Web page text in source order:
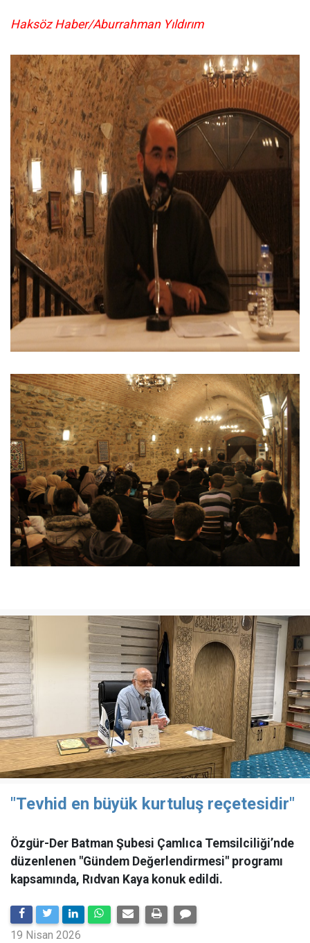
Haksöz Haber/Aburrahman Yıldırım
"Tevhid en büyük kurtuluş reçetesidir"
Özgür-Der Batman Şubesi Çamlıca Temsilciliği’nde
düzenlenen "Gündem Değerlendirmesi" programı
kapsamında, Rıdvan Kaya konuk edildi.
19 Nisan 2026